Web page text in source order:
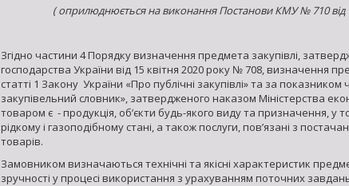
( оприлюднюється на виконання Постанови КМУ № 710 від
Згідно частини 4 Порядку визначення предмета закупівлі,
господарства України від 15 квітня 2020 року № 708, визначення
статті 1 Закону України «Про публічні закупівлі» та за
закупівельний словник», затвердженого наказом Міністерства
товаром є - продукція, об’єкти будь-якого виду та призначення, у
рідкому і газоподібному стані, а також послуги, пов’язані з
товарів.
Замовником визначаються технічні та якісні характеристик
зручності у процесі використання з урахуванням поточних